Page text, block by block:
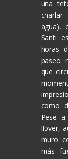
una
agua),
Santi
horas
paseo
que
como
Pese
llover,
muro
más